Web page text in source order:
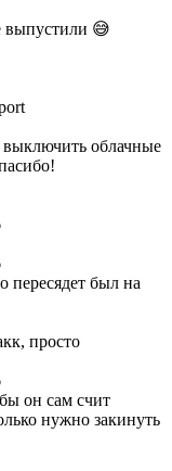
выпустили 😅
выключить облачные
пересядет был на
просто
он сам счит
нужно закинуть